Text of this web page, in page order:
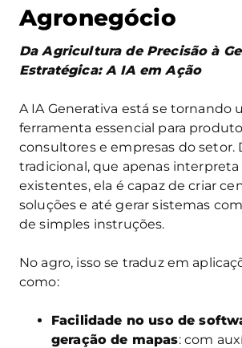
Agronegócio
Da Agricultura de Precisão à
Estratégica: A IA em Ação
A IA Generativa está se tornando
ferramenta essencial para
consultores e empresas do setor.
tradicional, que apenas interpreta
existentes, ela é capaz de criar
soluções e até gerar sistemas
de simples instruções.
No agro, isso se traduz em
como:
Facilidade no uso de
geração de mapas: com